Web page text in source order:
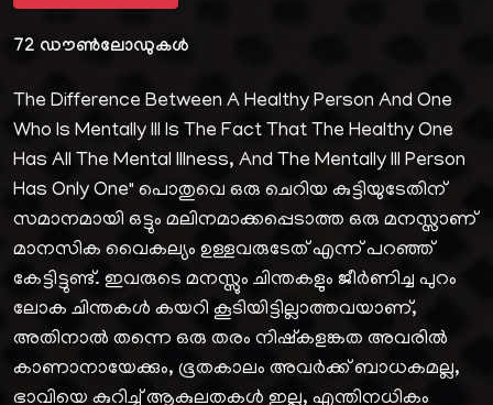
72 ഡൗൺലോഡുകൾ
The Difference Between A Healthy Person And One
Who Is Mentally Ill Is The Fact That The Healthy One
Has All The Mental Illness, And The Mentally Ill Person
Has Only One" പൊതുവെ ഒരു ചെറിയ കുട്ടിയുടേതിന്
സമാനമായി ഒട്ടും മലിനമാക്കപ്പെടാത്ത ഒരു മനസ്സാണ്
മാനസിക വൈകല്യം ഉള്ളവരുടേത് എന്ന് പറഞ്ഞ്
കേട്ടിട്ടുണ്ട്. ഇവരുടെ മനസ്സും ചിന്തകളും ജീർണിച്ച പുറം
ലോക ചിന്തകൾ കയറി കൂടിയിട്ടില്ലാത്തവയാണ്,
അതിനാൽ തന്നെ ഒരു തരം നിഷ്കളങ്കത അവരിൽ
കാണാനായേക്കും, ഭൂതകാലം അവർക്ക് ബാധകമല്ല,
ഭാവിയെ കുറിച്ച് ആകുലതകൾ ഇല്ല, എന്തിനധികം